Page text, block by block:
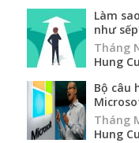
Làm
như
Tháng
Hung
Bộ câu
Tháng
Hung